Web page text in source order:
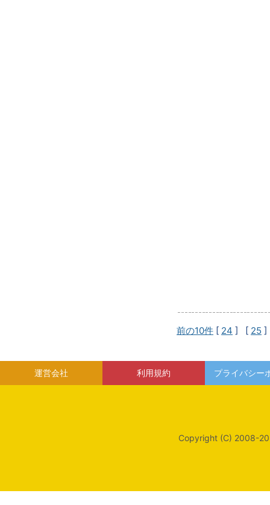
前の10件 [ 24 ] [ 25
運営会社 利用規約 プライバシー
Copyright (C) 2008-